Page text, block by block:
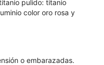
pulido: titanio
color oro rosa y
o embarazadas.